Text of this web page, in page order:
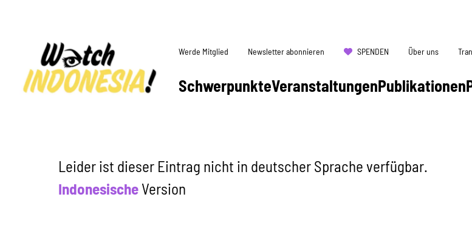
SchwerpunkteVeranstaltungenPublikationen
Werde Mitglied Newsletter abonnieren SPENDEN Über uns
Leider ist dieser Eintrag nicht in deutscher Sprache verfügbar.
Indonesische Version